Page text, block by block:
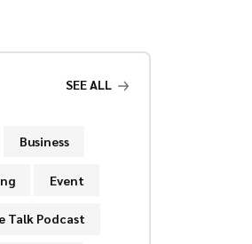
SEE ALL
Business
Event
Talk Podcast